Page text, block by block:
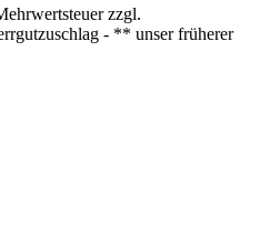
zzgl.
- ** unser früherer